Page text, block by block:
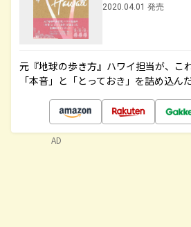
2020.04.01 発売
元『地球の歩き方』ハワイ担当が、こ
「本音」と「とっておき」を詰め込ん
AD